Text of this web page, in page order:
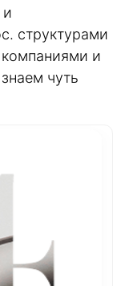
структурами
и
чуть